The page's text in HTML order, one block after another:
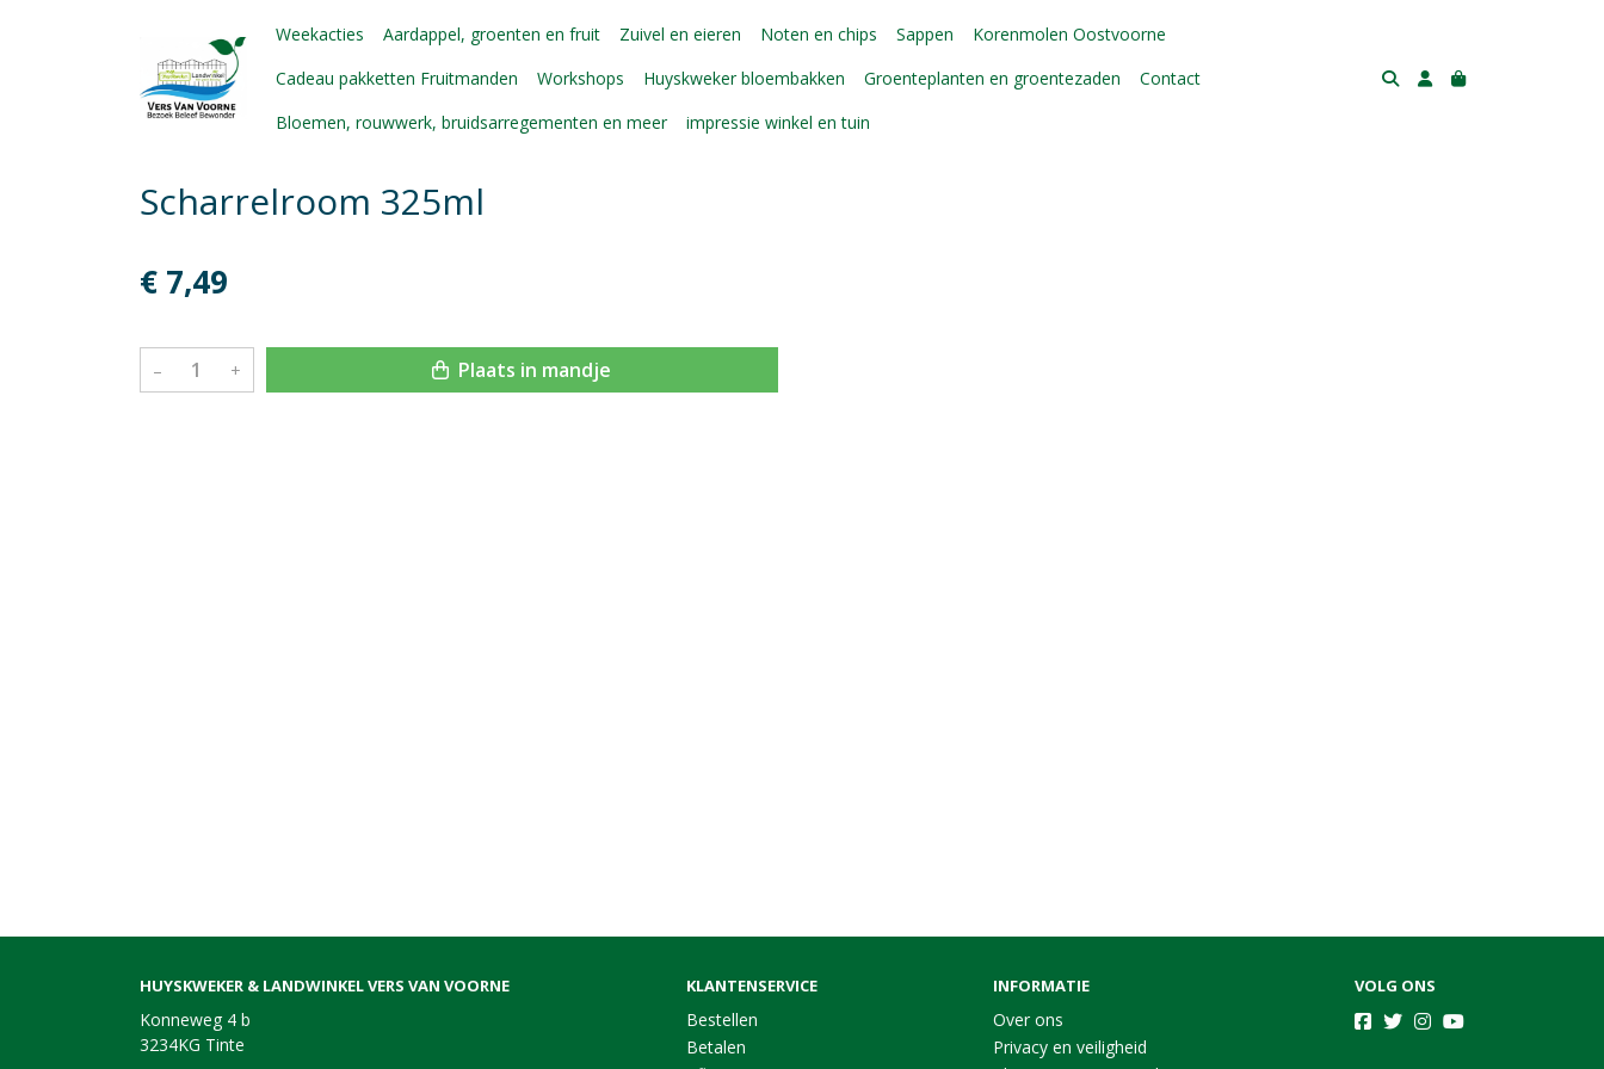
Weekacties Aardappel, groenten en fruit Zuivel en eieren Noten en chips Sappen
Korenmolen Oostvoorne
Cadeau pakketten Fruitmanden
Workshops Huyskweker bloembakken Groenteplanten en groentezaden
Contact
Bloemen, rouwwerk, bruidsarregementen en meer
impressie winkel en tuin
Scharrelroom 325ml
€ 7,49
– + Plaats in mandje
HUYSKWEKER & LANDWINKEL VERS VAN VOORNE
Konneweg 4 b
3234KG Tinte
KLANTENSERVICE
Bestellen
Betalen
INFORMATIE
Over ons
Privacy en veiligheid
VOLG ONS